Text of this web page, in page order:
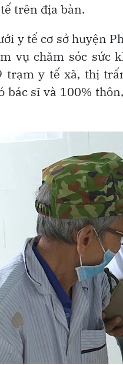
trên địa bàn.
y tế cơ sở huyện
vụ chăm sóc sức
trạm y tế xã, thị
bác sĩ và 100%